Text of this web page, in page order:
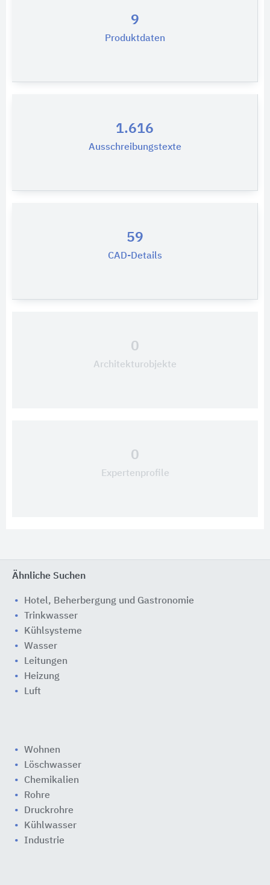
9
Produktdaten
1.616
Ausschreibungstexte
59
CAD-Details
0
Architekturobjekte
0
Expertenprofile
Ähnliche Suchen
Hotel, Beherbergung und Gastronomie
Trinkwasser
Kühlsysteme
Wasser
Leitungen
Heizung
Luft
Wohnen
Löschwasser
Chemikalien
Rohre
Druckrohre
Kühlwasser
Industrie